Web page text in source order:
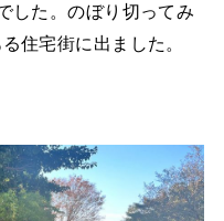
した。のぼり切ってみ
住宅街に出ました。